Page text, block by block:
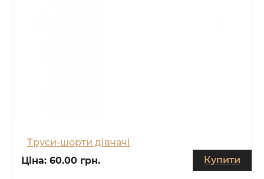
Труси-шорти дівчачі
Ціна: 60.00 грн. Купити